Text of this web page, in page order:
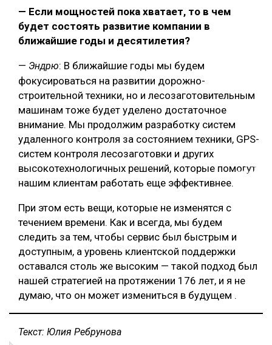
— Если мощностей пока хватает, то в чем
будет состоять развитие компании в
ближайшие годы и десятилетия?
— Эндрю: В ближайшие годы мы будем
фокусироваться на развитии дорожно-
строительной техники, но и лесозаготовительным
машинам тоже будет уделено достаточное
внимание. Мы продолжим разработку систем
удаленного контроля за состоянием техники, GPS-
систем контроля лесозаготовки и других
высокотехнологичных решений, которые помогут
нашим клиентам работать еще эффективнее.
При этом есть вещи, которые не изменятся с
течением времени. Как и всегда, мы будем
следить за тем, чтобы сервис был быстрым и
доступным, а уровень клиентской поддержки
оставался столь же высоким — такой подход был
нашей стратегией на протяжении 176 лет, и я не
думаю, что он может измениться в будущем .
Текст: Юлия Ребрунова
на наш
телеграм-канал